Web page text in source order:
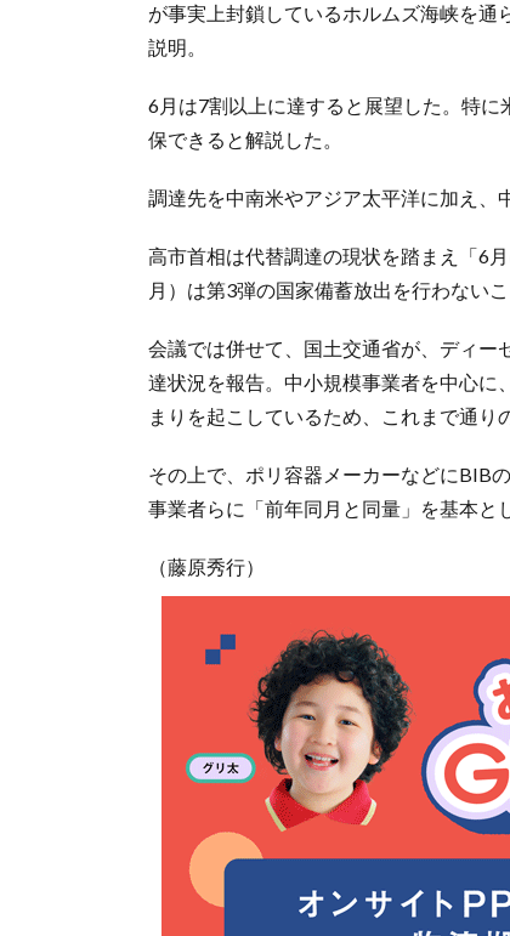
が事実上封鎖しているホルムズ海峡を通
説明。
6月は7割以上に達すると展望した。特
保できると解説した。
調達先を中南米やアジア太平洋に加え、
高市首相は代替調達の現状を踏まえ「6
月）は第3弾の国家備蓄放出を行わない
会議では併せて、国土交通省が、ディー
達状況を報告。中小規模事業者を中心
まりを起こしているため、これまで通り
その上で、ポリ容器メーカーなどにBIB
事業者らに「前年同月と同量」を基本と
（藤原秀行）